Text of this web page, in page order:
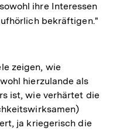
ihre Interessen
bekräftigen."
zeigen, wie
hierzulande als
ist, wie verhärtet die
ja kriegerisch die